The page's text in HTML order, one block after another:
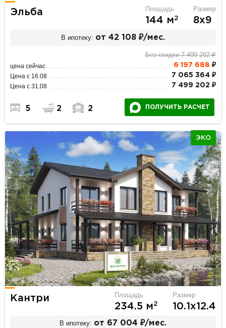
Эльба Площадь
144 м2
Размер
8х9
В ипотеку: от 42 108 ₽/мес.
Без скидки 7 499 202 ₽
цена сейчас 6 197 688 ₽
Цена с 16.08 7 065 364 ₽
Цена с 31.08 7 499 202 ₽
5 2 2 ПОЛУЧИТЬ РАСЧЕТ
ЭКО
Кантри Площадь
234.5 м2
Размер
10.1х12.4
В ипотеку: от 67 004 ₽/мес.